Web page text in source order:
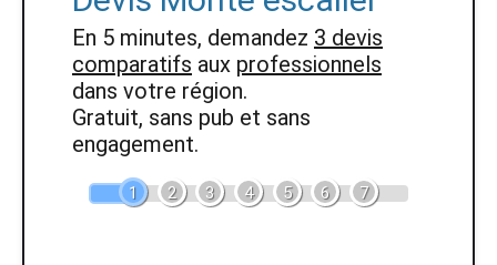
En 5 minutes, demandez 3 devis
comparatifs aux professionnels
dans votre région.
Gratuit, sans pub et sans
engagement.
1 2 3 4 5 6 7